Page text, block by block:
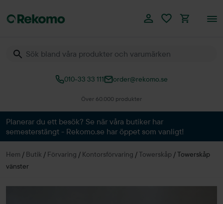
010-33 33 111 order@rekomo.se
Över 60.000 produkter
Planerar du ett besök? Se när våra butiker har
semesterstängt - Rekomo.se har öppet som vanligt!
Hem / Butik / Förvaring / Kontorsförvaring /Towerskåp /Towerskåp
vänster